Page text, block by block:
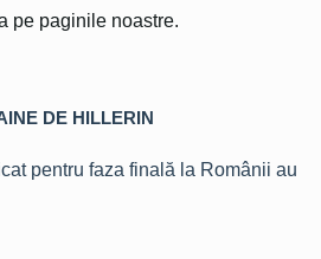
pe paginile noastre.
DE HILLERIN
pentru faza finală la Românii au